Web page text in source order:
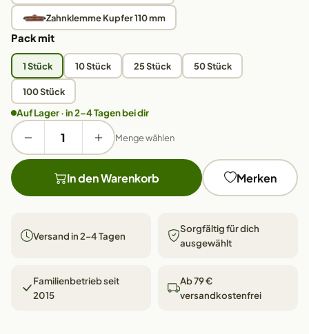
Zahnklemme Kupfer 110 mm
Pack mit
1 Stück 10 Stück 25 Stück 50 Stück
100 Stück
Auf Lager · in 2–4 Tagen bei dir
Menge wählen
In den Warenkorb Merken
Versand in 2–4 Tagen
Sorgfältig für dich
ausgewählt
Familienbetrieb seit
2015
Ab 79 €
versandkostenfrei